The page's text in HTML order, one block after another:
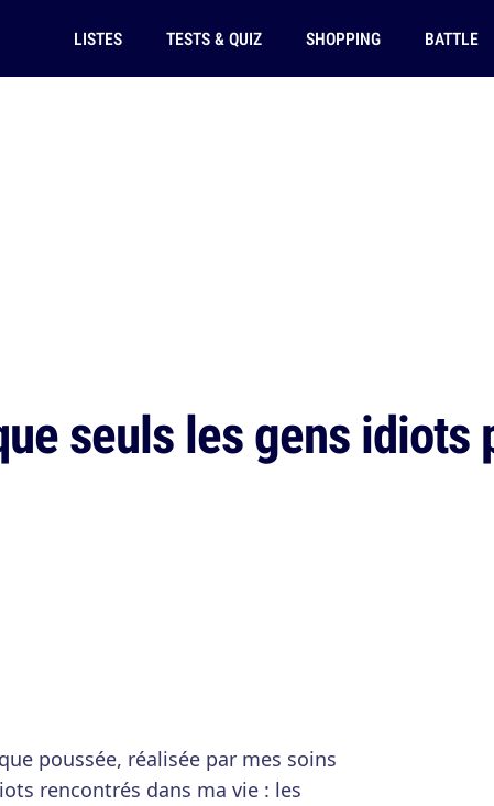
LISTES TESTS & QUIZ SHOPPING BATTLE
seuls les gens idiots
poussée, réalisée par mes soins
rencontrés dans ma vie : les